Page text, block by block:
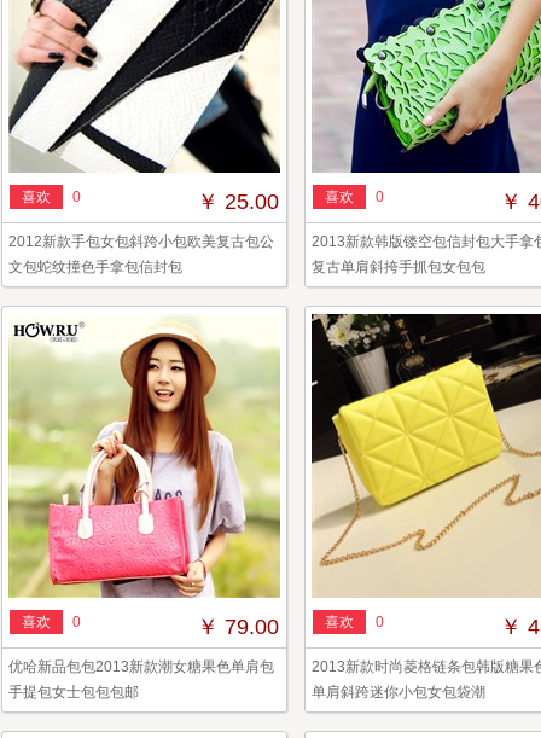
喜欢 0 ￥ 25.00
2012新款手包女包斜跨小包欧美复古包公
文包蛇纹撞色手拿包信封包
喜欢 0 ￥
2013新款韩版镂空包信封包大手拿
复古单肩斜挎手抓包女包包
喜欢 0 ￥ 79.00
优哈新品包包2013新款潮女糖果色单肩包
手提包女士包包包邮
喜欢 0 ￥
2013新款时尚菱格链条包韩版糖果
单肩斜跨迷你小包女包袋潮